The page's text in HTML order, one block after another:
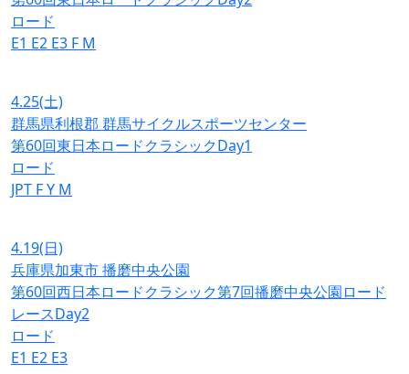
ロード
E1 E2 E3 F M
4.25(土)
群馬県利根郡 群馬サイクルスポーツセンター
第60回東日本ロードクラシックDay1
ロード
JPT FY M
4.19(日)
兵庫県加東市 播磨中央公園
第60回西日本ロードクラシック第7回播磨中央公園ロード
レースDay2
ロード
E1 E2 E3